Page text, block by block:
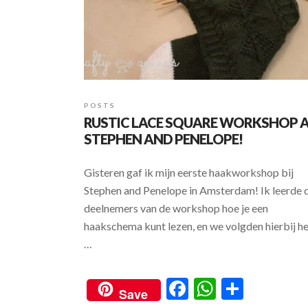
POSTS
RUSTIC LACE SQUARE WORKSHOP
STEPHEN AND PENELOPE!
Gisteren gaf ik mijn eerste haakworkshop bij
Stephen and Penelope in Amsterdam! Ik leerde
deelnemers van de workshop hoe je een
haakschema kunt lezen, en we volgden hierbij
…
Save
F
W